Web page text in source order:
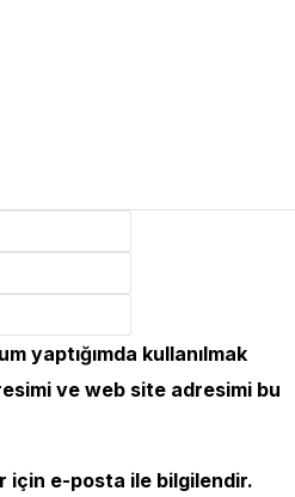
yaptığımda kullanılmak
ve web site adresimi bu
için e-posta ile bilgilendir.